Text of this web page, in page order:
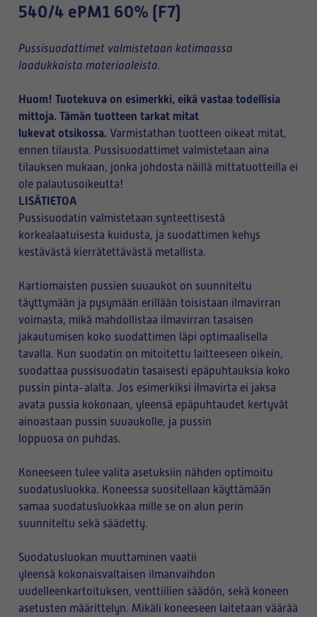
540/4 ePM1 60% (F7)
Pussisuodattimet valmistetaan kotimaassa
laadukkaista materiaaleista.
Huom! Tuotekuva on esimerkki, eikä vastaa todellisia
mittoja. Tämän tuotteen tarkat mitat
lukevat otsikossa. Varmistathan tuotteen oikeat mitat,
ennen tilausta. Pussisuodattimet valmistetaan aina
tilauksen mukaan, jonka johdosta näillä mittatuotteilla ei
ole palautusoikeutta!
LISÄTIETOA
Pussisuodatin valmistetaan synteettisestä
korkealaatuisesta kuidusta, ja suodattimen kehys
kestävästä kierrätettävästä metallista.
Kartiomaisten pussien suuaukot on suunniteltu
täyttymään ja pysymään erillään toisistaan ilmavirran
voimasta, mikä mahdollistaa ilmavirran tasaisen
jakautumisen koko suodattimen läpi optimaalisella
tavalla. Kun suodatin on mitoitettu laitteeseen oikein,
suodattaa pussisuodatin tasaisesti epäpuhtauksia koko
pussin pinta-alalta. Jos esimerkiksi ilmavirta ei jaksa
avata pussia kokonaan, yleensä epäpuhtaudet kertyvät
ainoastaan pussin suuaukolle, ja pussin
loppuosa on puhdas.
Koneeseen tulee valita asetuksiin nähden optimoitu
suodatusluokka. Koneessa suositellaan käyttämään
samaa suodatusluokkaa mille se on alun perin
suunniteltu sekä säädetty.
Suodatusluokan muuttaminen vaatii
yleensä kokonaisvaltaisen ilmanvaihdon
uudelleenkartoituksen, venttiilien säädön, sekä koneen
asetusten määrittelyn. Mikäli koneeseen laitetaan väärää